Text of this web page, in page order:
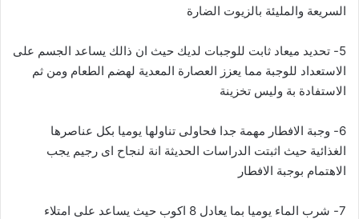
السريعة والمليئة بالزيوت الضارة
5- تحديد ميعاد ثابت للوجبات لديك حيث ان ذالك يساعد الجسم على
الاستعداد للوجبة مما يعزز العصارة المعدية لهضم الطعام ومن ثم
الاستفادة بة وليس تخزينة
6- وجبة الافطار مهمة جدا فحاولى تناولها يوميا بكل عناصرها
الغذائية حيث اثبتت الدراسات الحديثة انة لنجاح اى رجيم يجب
الاهتمام بوجبة الافطار
7- شرب الماء يوميا بما يعادل 8 اكوب حيث يساعد على امتلاء